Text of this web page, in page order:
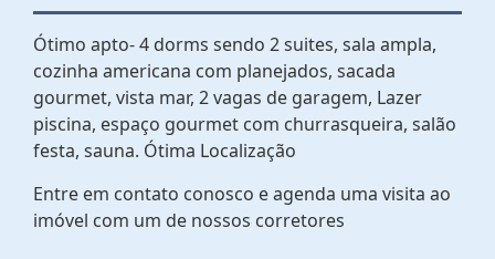
Ótimo apto- 4 dorms sendo 2 suites, sala ampla,
cozinha americana com planejados, sacada
gourmet, vista mar, 2 vagas de garagem, Lazer
piscina, espaço gourmet com churrasqueira, salão
festa, sauna. Ótima Localização
Entre em contato conosco e agenda uma visita ao
imóvel com um de nossos corretores